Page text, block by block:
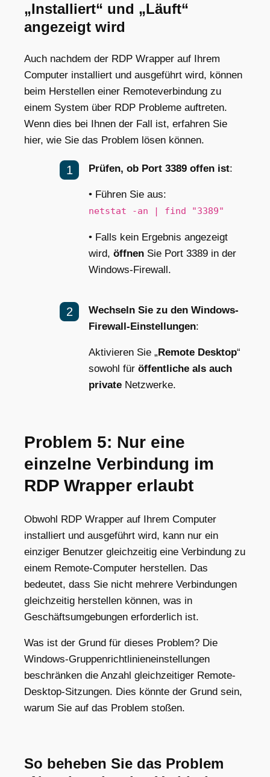
„Installiert“ und „Läuft“
angezeigt wird
Auch nachdem der RDP Wrapper auf Ihrem
Computer installiert und ausgeführt wird, können
beim Herstellen einer Remoteverbindung zu
einem System über RDP Probleme auftreten.
Wenn dies bei Ihnen der Fall ist, erfahren Sie
hier, wie Sie das Problem lösen können.
Prüfen, ob Port 3389 offen ist:
• Führen Sie aus:
netstat -an | find "3389"
• Falls kein Ergebnis angezeigt
wird, öffnen Sie Port 3389 in der
Windows-Firewall.
Wechseln Sie zu den Windows-
Firewall-Einstellungen:
Aktivieren Sie „Remote Desktop“
sowohl für öffentliche als auch
private Netzwerke.
Problem 5: Nur eine
einzelne Verbindung im
RDP Wrapper erlaubt
Obwohl RDP Wrapper auf Ihrem Computer
installiert und ausgeführt wird, kann nur ein
einziger Benutzer gleichzeitig eine Verbindung zu
einem Remote-Computer herstellen. Das
bedeutet, dass Sie nicht mehrere Verbindungen
gleichzeitig herstellen können, was in
Geschäftsumgebungen erforderlich ist.
Was ist der Grund für dieses Problem? Die
Windows-Gruppenrichtlinieneinstellungen
beschränken die Anzahl gleichzeitiger Remote-
Desktop-Sitzungen. Dies könnte der Grund sein,
warum Sie auf das Problem stoßen.
So beheben Sie das Problem